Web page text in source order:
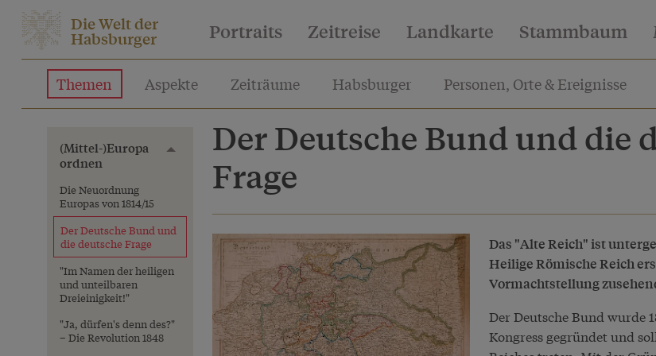
Die Welt der
Habsburger Portraits Zeitreise Landkarte Stammbaum
Themen Aspekte Zeiträume Habsburger Personen, Orte & Ereignisse
(Mittel-)Europa
ordnen
Toggle menu
Die Neuordnung
Europas von 1814/15
Der Deutsche Bund und
die deutsche Frage
"Im Namen der heiligen
und unteilbaren
Dreieinigkeit!"
"Ja, dürfen's denn des?"
– Die Revolution 1848
Der Deutsche Bund und die
Frage
Das "Alte Reich" ist
Heilige Römische Reich
Vormachtstellung
Der Deutsche Bund wurde
Kongress gegründet und